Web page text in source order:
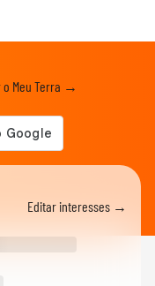
o Meu Terra →
Editar interesses →